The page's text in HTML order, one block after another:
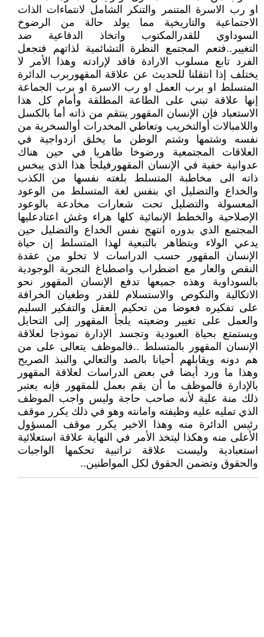
او رب الاسرة المتنمر والتنكر الشامل لانتماءات الذات
الاجتماعية والتاريخية مما يولد حالة من الرضوخ
السوداوي للقدرالمكتوب واتخاذ الدفاعية ضد
التغيير..فتعم المجتمع النظرة التشائمية لذاتهم فتجعل
الفرد تابع مسلوب الارادة فاقد لإرادته وهذا الأمر لا
يختلف إذا انتقلنا للحديث عن علاقة المقهوربرب الدائرة
المتسلط او برب العمل او رب الاسرة او برب الجماعة
إنها علاقة تبني على الطاعة المطلقة وأمام كل هذا
الاستعباد فإن الإنسان المقهور ينتقم من ذاته أما بالكسل
واللامبالات أوالتخريب وتعاطي المخدرات أوالسخرية من
نفسه وشتمها وشتم الوطن ما يخلق ازدواجية في
العلاقات المجتمعية ورضوخا ظاهريا في حين هناك
عدوانية خفية في الإنسان المقهورفيلجأ هذا الذي يبخس
ذاته الى مخاطبة المتسلط بلغته نفسها من الكذب
والخداع والتضليل اي بنفس لغة المتسلط من الوعود
المعسولة والتضليل تحت شعارات مخادعة بالوعود
الإصلاحية والخطط الإنمائية كلها هراء وغش اعتادعليها
المجتمع الذي بدوره انتهج نفس الخداع والتضليل حين
يدعي الولاء ويتظاهر بالتبعية لهذا المتسلط إن حياة
الإنسان المقهور حسب الدراسات لا تخلو من عقدة
النقص والعار مع اضطراب واصطباغ التجربة الوجودية
بالسوداوية وهذه جميعها تدفع الإنسان المقهور نحو
الاتكالية والنكوص والاستسلام للقدر وطغيان الخرافة
على تفكيره فعوضا من تحكيم العقل والتفكير السليم
والعمل على تغيير وضعيته يلجأ المقهور إلى التحايل
ويستمتع بحياة العبودية وتجسد الإدارة نموذجا لعلاقة
الإنسان المقهور بالمتسلط ..فالموظف يتعالى على من
هم دونه ويقابلهم أحيانا بالصد والتعالي والنبذ الصريح
وهذا ما ورد أيضا في بعض الدراسات لعلاقة المقهور
بالإدارة فالموظف ما أن يقم بعمل للمقهور فإنه يعتبر
ذلك منة علية لأنه صاحب حاجة وليس واجب الموظف
الذي تمليه عليه وظيفته وامانته وهو في ذلك يكرر موقف
رئيس الدائرة منه وهذا الاخير يكرر موقف المسؤول
الأعلى منه وهكذا ليتخذ الأمر في النهاية علاقة استعلائية
استعبادية وليست علاقة تراتبية تحكمها الواجبات
والحقوق وتضمن الحقوق لكل المواطنين..